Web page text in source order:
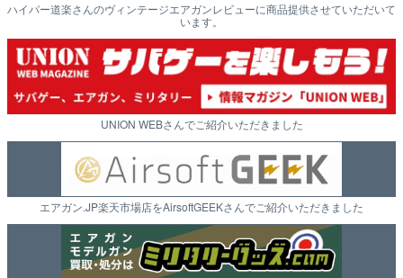
ハイパー道楽さんのヴィンテージエアガンレビューに商品提供させていただいて
います。
UNION WEBさんでご紹介いただきました
エアガン.JP楽天市場店をAirsoftGEEKさんでご紹介いただきました